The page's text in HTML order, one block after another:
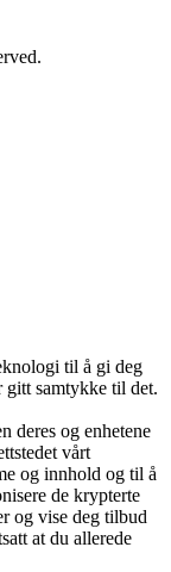
til å gi deg
gitt samtykke til det.
deres og enhetene
vårt
og innhold og til å
de krypterte
og vise deg tilbud
at du allerede